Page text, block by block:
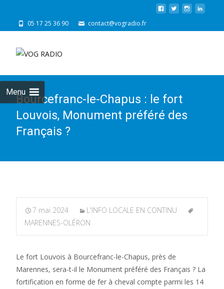
05 17 25 36 90 contact@vogradio.fr
Menu
Bourcefranc-le-Chapus : le fort
Louvois, Monument préféré des
Français ?
7 mai 2024
L'INFO LOCALE EN CONTINU
MARENNES-OLÉRON
Le fort Louvois à Bourcefranc-le-Chapus, près de
Marennes, sera-t-il le Monument préféré des Français ? La
fortification en forme de fer à cheval compte parmi les 14